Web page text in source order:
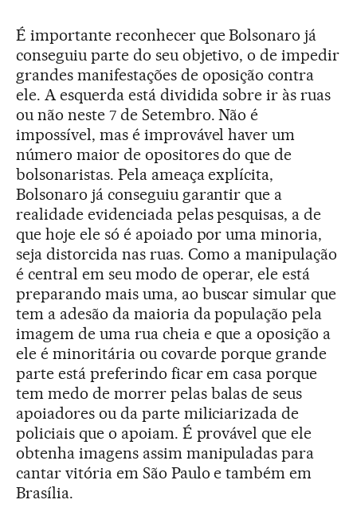
É importante reconhecer que Bolsonaro já
conseguiu parte do seu objetivo, o de impedir
grandes manifestações de oposição contra
ele. A esquerda está dividida sobre ir às ruas
ou não neste 7 de Setembro. Não é
impossível, mas é improvável haver um
número maior de opositores do que de
bolsonaristas. Pela ameaça explícita,
Bolsonaro já conseguiu garantir que a
realidade evidenciada pelas pesquisas, a de
que hoje ele só é apoiado por uma minoria,
seja distorcida nas ruas. Como a manipulação
é central em seu modo de operar, ele está
preparando mais uma, ao buscar simular que
tem a adesão da maioria da população pela
imagem de uma rua cheia e que a oposição a
ele é minoritária ou covarde porque grande
parte está preferindo ficar em casa porque
tem medo de morrer pelas balas de seus
apoiadores ou da parte miliciarizada de
policiais que o apoiam. É provável que ele
obtenha imagens assim manipuladas para
cantar vitória em São Paulo e também em
Brasília.